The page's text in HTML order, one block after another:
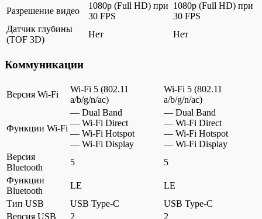
Разрешение видео
1080p (Full HD) при
30 FPS
1080p (Full HD) при
30 FPS
Датчик глубины
(TOF 3D)
Нет Нет
Коммуникации
Версия Wi-Fi
Wi-Fi 5 (802.11
a/b/g/n/ac)
Wi-Fi 5 (802.11
a/b/g/n/ac)
Функции Wi-Fi
— Dual Band
— Wi-Fi Direct
— Wi-Fi Hotspot
— Wi-Fi Display
— Dual Band
— Wi-Fi Direct
— Wi-Fi Hotspot
— Wi-Fi Display
Версия
Bluetooth
5
5
Функции
Bluetooth
LE
LE
Тип USB
USB Type-C
USB Type-C
Версия USB
2 2